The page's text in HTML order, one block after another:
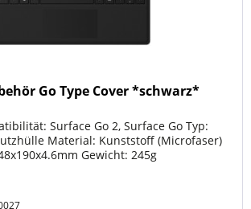
Go Type Cover *schwarz*
Surface Go 2, Surface Go Typ:
Material: Kunststoff (Microfaser)
Gewicht: 245g